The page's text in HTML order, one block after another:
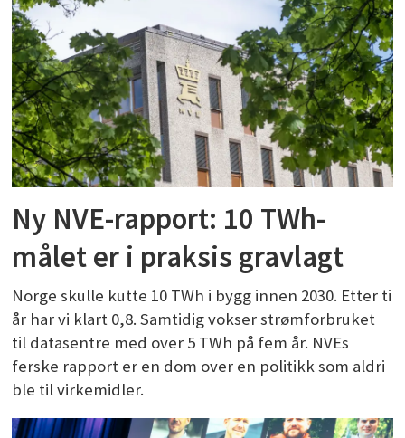
Ny NVE-rapport: 10 TWh-
målet er i praksis gravlagt
Norge skulle kutte 10 TWh i bygg innen 2030. Etter ti
år har vi klart 0,8. Samtidig vokser strømforbruket
til datasentre med over 5 TWh på fem år. NVEs
ferske rapport er en dom over en politikk som aldri
ble til virkemidler.